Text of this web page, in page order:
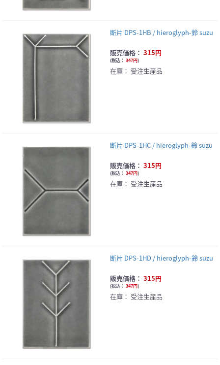
断片 DPS-1HB / hieroglyph-鈴 suzu
販売価格： 315円
(税込： 347円)
在庫： 受注生産品
断片 DPS-1HC / hieroglyph-鈴 suzu
販売価格： 315円
(税込： 347円)
在庫： 受注生産品
断片 DPS-1HD / hieroglyph-鈴 suzu
販売価格： 315円
(税込： 347円)
在庫： 受注生産品